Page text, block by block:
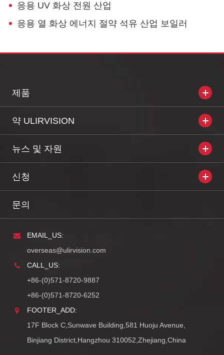
응용 UV 화상 전원 산업
응용 열 화상 에너지 절약 석유 산업 보일러
제품
약 ULIRVISION
뉴스 및 자원
신청
문의
EMAIL_US:
overseas@ulirvision.com
CALL_US:
+86-(0)571-8720-9887
+86-(0)571-8720-6252
FOOTER_ADD:
17F Block C,Sunwave Building,581 Huoju Avenue,
Binjiang District,Hangzhou 310052,Zhejiang,China